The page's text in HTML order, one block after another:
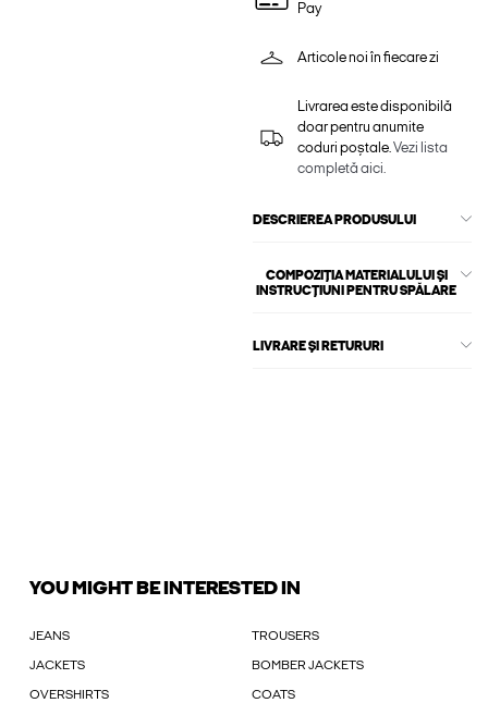
Pay
Articole noi în fiecare zi
Livrarea este disponibilă
doar pentru anumite
coduri poștale.Vezi lista
completă aici.
DESCRIEREA PRODUSULUI
COMPOZIȚIA MATERIALULUI ȘI
INSTRUCȚIUNI PENTRU SPĂLARE
LIVRARE ȘI RETURURI
YOU MIGHT BE INTERESTED IN
JEANS TROUSERS
JACKETS BOMBER JACKETS
OVERSHIRTS COATS